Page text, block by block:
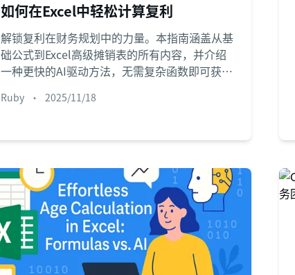
如何在Excel中轻松计算复利
解锁复利在财务规划中的力量。本指南涵盖从基
础公式到Excel高级摊销表的所有内容，并介绍
一种更快的AI驱动方法，无需复杂函数即可获得
Ruby • 2025/11/18